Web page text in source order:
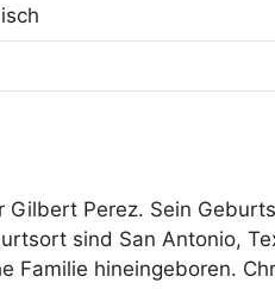
Gilbert Perez. Sein
sind San Antonio,
Familie hineingeboren.